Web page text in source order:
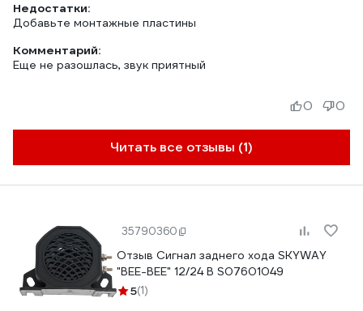
Недостатки:
Добавьте монтажные пластины
Комментарий:
Еще не разошлась, звук приятный
Читать все отзывы (1)
0 0
35790360
Отзыв Сигнал заднего хода SKYWAY
"BEE-BEE" 12/24 В S07601049
5(1)